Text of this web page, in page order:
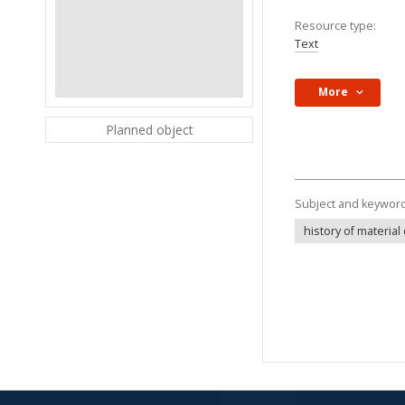
Planned object
Resource type:
Text
More
Subject and
history of material